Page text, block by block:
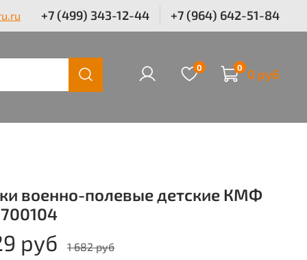
+7 (499) 343-12-44 +7 (964) 642-51-84
0 0 0 руб
военно-полевые детские КМФ
руб
1 682 руб